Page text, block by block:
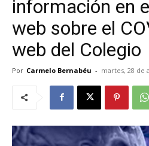
información en
web sobre el
web del Colegio
Por Carmelo Bernabéu - martes, 28 de